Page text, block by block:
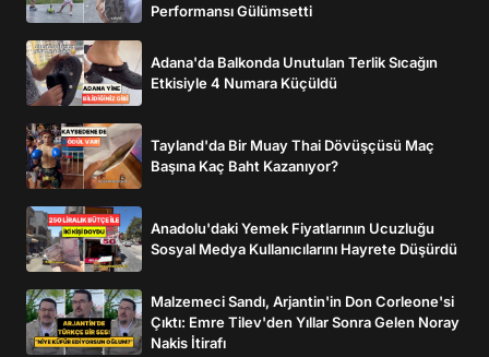
Performansı Gülümsetti
Adana'da Balkonda Unutulan Terlik Sıcağın
Etkisiyle 4 Numara Küçüldü
Tayland'da Bir Muay Thai Dövüşçüsü Maç
Başına Kaç Baht Kazanıyor?
Anadolu'daki Yemek Fiyatlarının Ucuzluğu
Sosyal Medya Kullanıcılarını Hayrete Düşürdü
Malzemeci Sandı, Arjantin'in Don Corleone'si
Çıktı: Emre Tilev'den Yıllar Sonra Gelen Noray
Nakis İtirafı